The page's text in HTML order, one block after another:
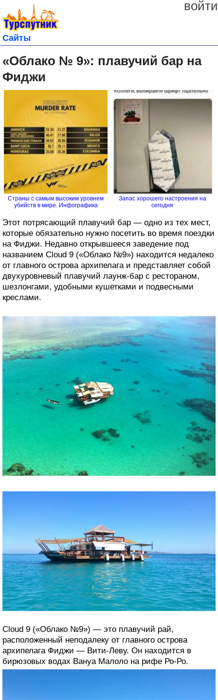
войти
Сайты
«Облако № 9»: плавучий бар на
Фиджи
Страны с самым высоким уровнем
убийств в мире. Инфографика
Запас хорошего настроения на
сегодня
Этот потрясающий плавучий бар — одно из тех мест,
которые обязательно нужно посетить во время поездки
на Фиджи. Недавно открывшееся заведение под
названием Cloud 9 («Облако №9») находится недалеко
от главного острова архипелага и представляет собой
двухуровневый плавучий лаунж-бар с рестораном,
шезлонгами, удобными кушетками и подвесными
креслами.
Cloud 9 («Облако №9») — это плавучий рай,
расположенный неподалеку от главного острова
архипелага Фиджи — Вити-Леву. Он находится в
бирюзовых водах Вануа Малоло на рифе Ро-Ро.